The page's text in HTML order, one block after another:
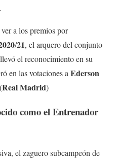
a los premios por
/21, el arquero del conjunto
el reconocimiento en su
en las votaciones a Ederson
(RealMadrid)
como el Entrenador
el zaguero subcampeón de